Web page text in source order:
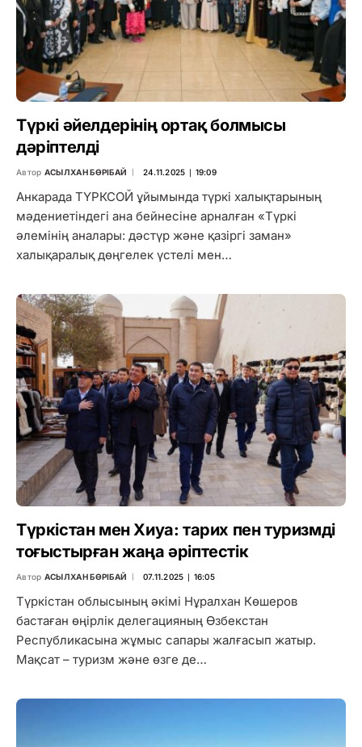
Түркі әйелдерінің ортақ болмысы
дәріптелді
Автор АСЫЛХАН БӨРІБАЙ 24.11.2025 ∣ 19:09
Анкарада ТҮРКСОЙ ұйымында түркі халықтарының
мәдениетіндегі ана бейнесіне арналған «Түркі
әлемінің аналары: дәстүр және қазіргі заман»
халықаралық дөңгелек үстелі мен…
Түркістан мен Хиуа: тарих пен туризмді
тоғыстырған жаңа әріптестік
Автор АСЫЛХАН БӨРІБАЙ 07.11.2025 ∣ 16:05
Түркістан облысының әкімі Нұралхан Көшеров
бастаған өңірлік делегацияның Өзбекстан
Республикасына жұмыс сапары жалғасып жатыр.
Мақсат – туризм және өзге де…